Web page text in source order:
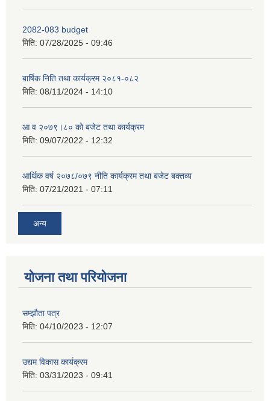
2082-083 budget
मिति: 07/28/2025 - 09:46
बार्षिक निति तथा कार्यक्रम २०८१-०८२
मिति: 08/11/2024 - 14:10
आ व २०७९।८० को बजेट तथा कार्यक्रम
मिति: 09/07/2022 - 12:32
आर्थिक वर्ष २०७८/०७९ नीति कार्यक्रम तथा बजेट बक्तव्य
मिति: 07/21/2021 - 07:11
अन्य
योजना तथा परियोजना
सम्झौता पत्र
मिति: 04/10/2023 - 12:07
उद्यम विकास कार्यक्रम
मिति: 03/31/2023 - 09:41